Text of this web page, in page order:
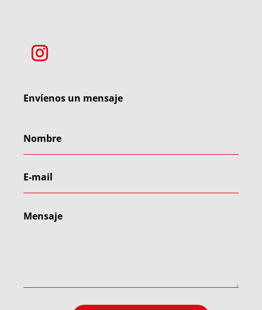
Envíenos un mensaje